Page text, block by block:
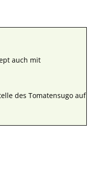
auch mit
des Tomatensugo auf